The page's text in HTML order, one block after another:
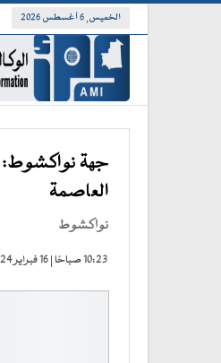
الخميس, 6 أغسطس 2026
جهة نواكشوط:
العاصمة
نواكشوط
10:23 صباحًا | 16 فبراير 2024